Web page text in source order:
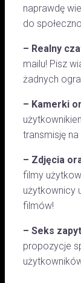
naprawdę
do
– Realny
mailu! Pisz
żadnych
– Kamerki
transmisję
– Zdjęcia
filmy
użytkownicy
filmów!
– Seks
propozycje